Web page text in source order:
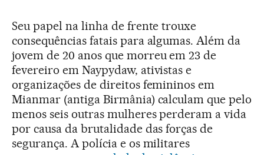
Seu papel na linha de frente trouxe
consequências fatais para algumas. Além da
jovem de 20 anos que morreu em 23 de
fevereiro em Naypydaw, ativistas e
organizações de direitos femininos em
Mianmar (antiga Birmânia) calculam que pelo
menos seis outras mulheres perderam a vida
por causa da brutalidade das forças de
segurança. A polícia e os militares